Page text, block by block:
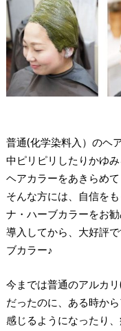
普通(化学染料入）のヘ
中ピリピリしたりかゆ
ヘアカラーをあきらめて
そんな方には、自信を
ナ・ハーブカラーをお勧
導入してから、大好評
ブカラー♪
今までは普通のアルカ
だったのに、ある時か
感じるようになったり